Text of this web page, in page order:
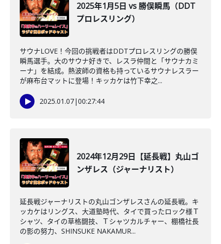
2025年1月5日 vs 勝俣瞬馬（DDT
プロレスリング）
サウナLOVE！今回の挑戦者はDDTプロレスリングの勝俣
瞬馬選手。大のサウナ好きで、レスラ仲間と「サウナカミ
ーナ」を結成。熱波師の資格も持っているサウナレスラー
が麻布台マットに登場！キッカケは竹下幸之...
2025.01.07|00:27:44
2024年12月29日【延長戦】丸山ゴ
ンザレス（ジャーナリスト）
延長戦ジャーナリストの丸山ゴンザレスさんの延長戦。キ
ッカケはリングス、大道塾時代、タイで買ったロック様Ｔ
シャツ、タイの草格闘技、Ｔシャツカルチャー、棚橋社長
の影の努力、SHINSUKE NAKAMUR...